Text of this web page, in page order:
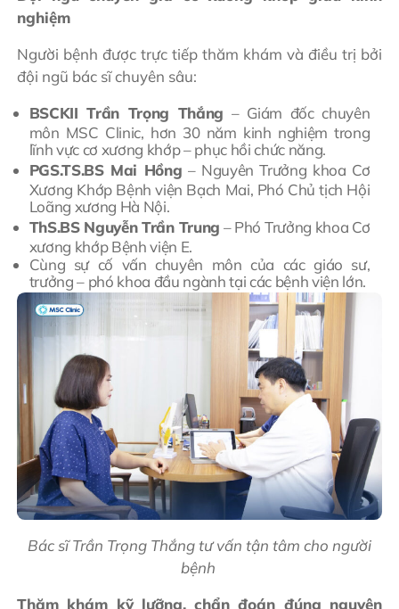
nghiệm
Người bệnh được trực tiếp thăm khám và điều trị bởi
đội ngũ bác sĩ chuyên sâu:
BSCKII Trần Trọng Thắng – Giám đốc chuyên
môn MSC Clinic, hơn 30 năm kinh nghiệm trong
lĩnh vực cơ xương khớp – phục hồi chức năng.
PGS.TS.BS Mai Hồng – Nguyên Trưởng khoa Cơ
Xương Khớp Bệnh viện Bạch Mai, Phó Chủ tịch Hội
Loãng xương Hà Nội.
ThS.BS Nguyễn Trần Trung – Phó Trưởng khoa Cơ
xương khớp Bệnh viện E.
Cùng sự cố vấn chuyên môn của các giáo sư,
trưởng – phó khoa đầu ngành tại các bệnh viện lớn.
Bác sĩ Trần Trọng Thắng tư vấn tận tâm cho người
bệnh
Thăm khám kỹ lưỡng, chẩn đoán đúng nguyên